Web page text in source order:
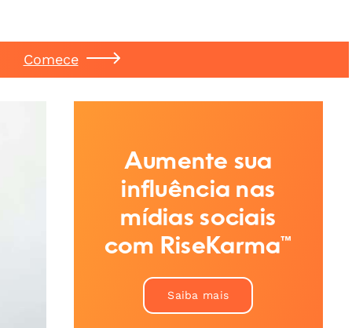
Comece
Aumente sua
influência nas
mídias sociais
com RiseKarma™
Saiba mais